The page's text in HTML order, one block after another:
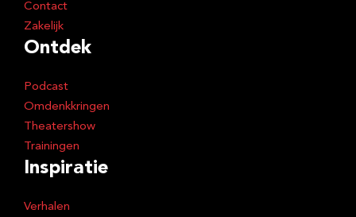
Contact
Zakelijk
Ontdek
Podcast
Omdenkkringen
Theatershow
Trainingen
Inspiratie
Verhalen